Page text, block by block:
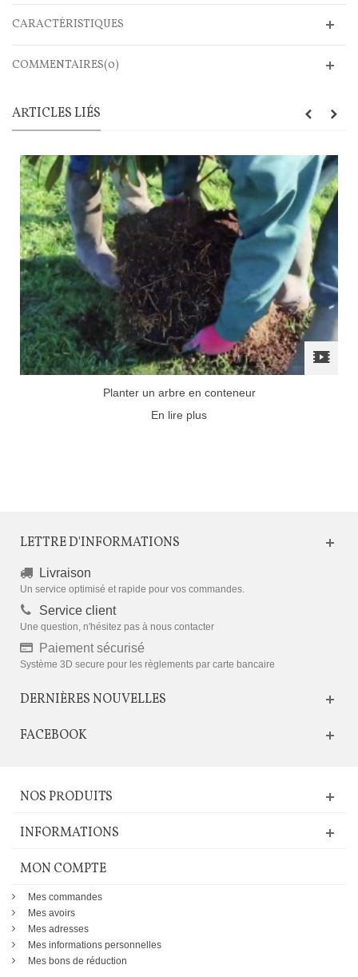
CARACTÉRISTIQUES
COMMENTAIRES(0)
ARTICLES LIÉS
Planter un arbre en conteneur
En lire plus
LETTRE D'INFORMATIONS
Livraison
Un service optimisé et rapide pour vos commandes.
Service client
Une question, n'hésitez pas à nous contacter
Paiement sécurisé
Système 3D secure pour les règlements par carte bancaire
DERNIÈRES NOUVELLES
FACEBOOK
NOS PRODUITS
INFORMATIONS
MON COMPTE
Mes commandes
Mes avoirs
Mes adresses
Mes informations personnelles
Mes bons de réduction